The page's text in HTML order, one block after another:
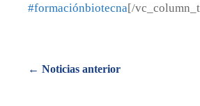
#formaciónbiotecna[/
Posts
← Noticias anterior